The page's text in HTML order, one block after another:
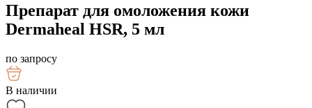
Препарат для омоложения кожи
Dermaheal HSR, 5 мл
по запросу
В наличии